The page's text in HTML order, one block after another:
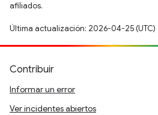
afiliados.
Última actualización: 2026-04-25 (UTC)
Contribuir
Informar un error
Ver incidentes abiertos